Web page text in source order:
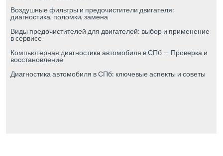
Воздушные фильтры и предочистители двигателя:
диагностика, поломки, замена
Виды предочистителей для двигателей: выбор и применение
в сервисе
Компьютерная диагностика автомобиля в СПб — Проверка и
восстановление
Диагностика автомобиля в СПб: ключевые аспекты и советы